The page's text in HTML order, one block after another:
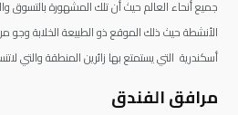
جميع أنحاء العالم حيث أن تلك المشهورة بالتسوق
الأنشطة حيث ذلك الموقع ذو الطبيعة الخلابة
أسكندرية التي يستمتع بها زائرين المنطقة والتي
مرافق الفندق